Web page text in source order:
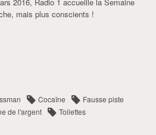
mais plus conscients !
Cocaïne
Fausse piste
de l'argent Toilettes